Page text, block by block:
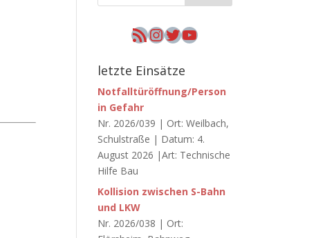
RSS-Feed
Instagram
Twitter
YouTube
letzte Einsätze
Notfalltüröffnung/Person
in Gefahr
Nr. 2026/039 | Ort: Weilbach,
Schulstraße | Datum: 4.
August 2026 |Art: Technische
Hilfe Bau
Kollision zwischen S-Bahn
und LKW
Nr. 2026/038 | Ort: